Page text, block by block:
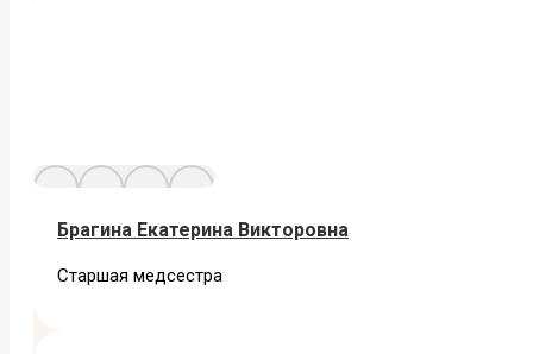
Брагина Екатерина Викторовна
Старшая медсестра